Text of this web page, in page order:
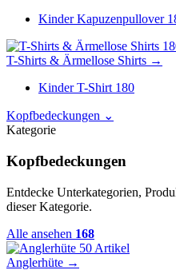
Kinder Kapuzenpullover
T-Shirts & Ärmellose Shirts →
Kinder T-Shirt 180
Kopfbedeckungen ⌄
Kategorie
Kopfbedeckungen
Entdecke Unterkategorien,
dieser Kategorie.
Alle ansehen 168
50 Artikel
Anglerhüte →